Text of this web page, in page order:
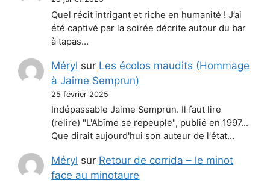
Quel récit intrigant et riche en humanité ! J’ai
été captivé par la soirée décrite autour du bar
à tapas…
Méryl sur Les écolos maudits (Hommage
à Jaime Semprun)
25 février 2025
Indépassable Jaime Semprun. Il faut lire
(relire) "L'Abîme se repeuple", publié en 1997...
Que dirait aujourd'hui son auteur de l'état…
Méryl sur Retour de corrida – le minot
face au minotaure